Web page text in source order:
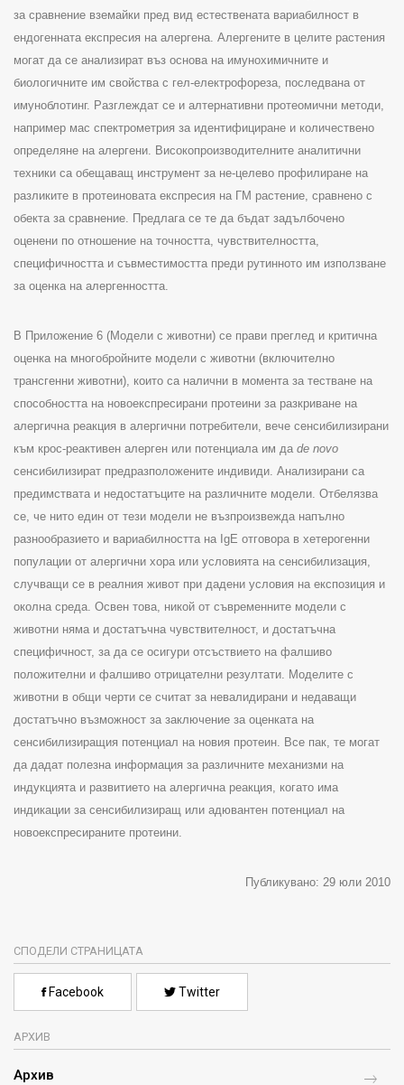
за сравнение вземайки пред вид естествената вариабилност в
ендогенната експресия на алергена. Алергените в целите растения
могат да се анализират въз основа на имунохимичните и
биологичните им свойства с гел-електрофореза, последвана от
имуноблотинг. Разглеждат се и алтернативни протеомични методи,
например мас спектрометрия за идентифициране и количествено
определяне на алергени
Високопроизводителните аналитични
техники са обещаващ инструмент за не-целево профилиране на
разликите в протеиновата експресия на ГМ растение, сравнено с
обекта за сравнение. Предлага се те да бъдат задълбочено
оценени по отношение на точността, чувствителността,
специфичността и съвместимостта преди рутинното им използване
за оценка на алергенността
В Приложение 6 (Модели с животни) се прави преглед и критична
оценка на многобройните модели с животни (включително
трансгенни животни), които са налични в момента за тестване на
способността на новоекспресирани протеини за разкриване на
алергична реакция в алергични потребители, вече сенсибилизирани
към крос-реактивен алерген или потенциала им да de novo
сенсибилизират предразположените индивиди Анализирани са
предимствата и недостатъците на различните модели. Отбелязва
се, че нито един от тези модели не възпроизвежда напълно
разнообразието и вариабилността на IgE отговора в хетерогенни
популации от алергични хора или условията на сенсибилизация,
случващи се в реалния живот при дадени условия на експозиция и
околна среда. Освен това, никой от съвременните модели с
животни няма и достатъчна чувствителност, и достатъчна
специфичност, за да се осигури отсъствието на фалшиво
положителни и фалшиво отрицателни резултати.
Моделите с
животни в общи черти се считат за невалидирани и недаващи
достатъчно възможност за заключение за оценката на
сенсибилизиращия потенциал на новия протеин. Все пак, те могат
да дадат полезна информация за различните механизми на
индукцията и развитието на алергична реакция, когато има
индикации за сенсибилизиращ или адювантен потенциал на
новоекспресираните протеини
Публикувано: 29 юли 2010
СПОДЕЛИ СТРАНИЦАТА
Facebook Twitter
АРХИВ
Архив